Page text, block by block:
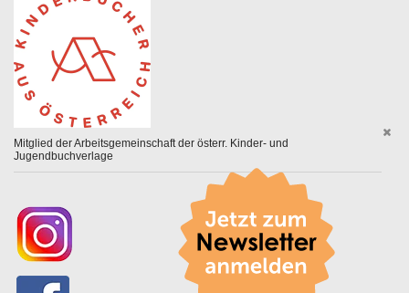
Mitglied der Arbeitsgemeinschaft der österr. Kinder- und
Jugendbuchverlage